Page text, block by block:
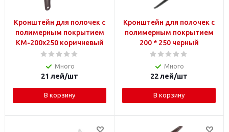
Кронштейн для полочек с
полимерным покрытием
KM-200x250 коричневый
Много
21 лей/шт
В корзину
Кронштейн для полочек с
полимерным покрытием
200 * 250 черный
Много
22лей/шт
В корзину